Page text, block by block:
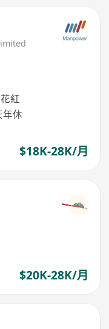
紅
年休
$18K-28K/月
$20K-28K/月